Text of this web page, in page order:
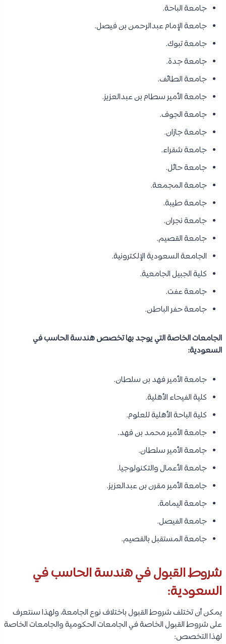
جامعة الباحة.
جامعة الإمام عبدالرحمن بن فيصل.
جامعة تبوك.
جامعة جدة.
جامعة الطائف.
جامعة الأمير سطام بن عبدالعزيز.
جامعة الجوف.
جامعة جازان.
جامعة شقراء.
جامعة حائل.
جامعة المجمعة.
جامعة طيبة.
جامعة نجران.
جامعة القصيم.
الجامعة السعودية الإلكترونية.
كلية الجبيل الجامعية.
جامعة عفت.
جامعة حفر الباطن.
الجامعات الخاصة التي يوجد بها تخصص هندسة الحاسب في
السعودية:
جامعة الأمير فهد بن سلطان.
كلية الفيحاء الأهلية.
كلية الباحة الأهلية للعلوم.
جامعة الأمير محمد بن فهد.
جامعة الأمير سلطان.
جامعة الأعمال والتكنولوجيا.
جامعة الأمير مقرن بن عبدالعزيز.
جامعة اليمامة.
جامعة الفيصل.
جامعة المستقبل بالقصيم.
شروط القبول في هندسة الحاسب في
السعودية:
يمكن أن تختلف شروط القبول باختلاف نوع الجامعة، ولهذا سنتعرف
على شروط القبول الخاصة في الجامعات الحكومية والجامعات الخاصة
لهذا التخصص: